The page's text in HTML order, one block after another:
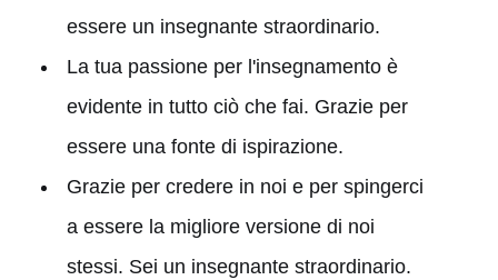
essere un insegnante straordinario.
La tua passione per l'insegnamento è
evidente in tutto ciò che fai. Grazie per
essere una fonte di ispirazione.
Grazie per credere in noi e per spingerci
a essere la migliore versione di noi
stessi. Sei un insegnante straordinario.